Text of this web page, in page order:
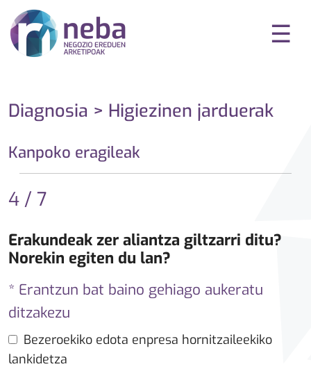
☰
Diagnosia > Higiezinen jarduerak
Kanpoko eragileak
4 / 7
Erakundeak zer aliantza giltzarri ditu?
Norekin egiten du lan?
* Erantzun bat baino gehiago aukeratu
ditzakezu
Bezeroekiko edota enpresa hornitzaileekiko
lankidetza